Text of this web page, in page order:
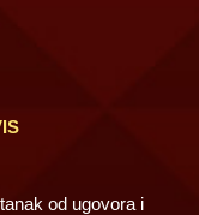
od ugovora i